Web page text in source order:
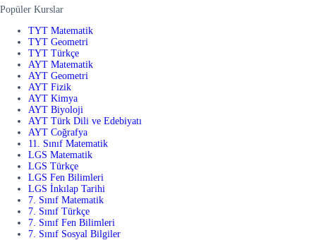
Popüler Kurslar
TYT Matematik
TYT Geometri
TYT Türkçe
AYT Matematik
AYT Geometri
AYT Fizik
AYT Kimya
AYT Biyoloji
AYT Türk Dili ve Edebiyatı
AYT Coğrafya
11. Sınıf Matematik
LGS Matematik
LGS Türkçe
LGS Fen Bilimleri
LGS İnkılap Tarihi
7. Sınıf Matematik
7. Sınıf Türkçe
7. Sınıf Fen Bilimleri
7. Sınıf Sosyal Bilgiler